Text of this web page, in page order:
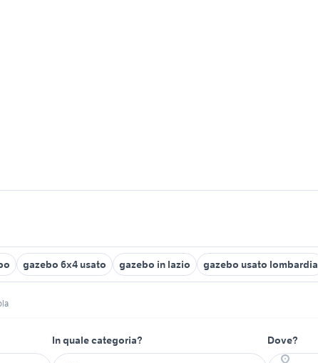
gazebo 6x4 usato gazebo in lazio gazebo usato lombardia
In quale categoria? Dove?